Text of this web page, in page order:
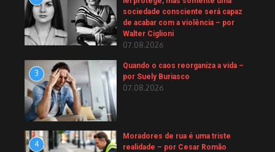
sociedade consciente será capaz
de acabar com a violência – por
Walter Ciglioni
07.08.2026
3
Quando o caos reorganiza a vida –
por Suely Buriasco
07.08.2026
4
Moradores de rua é uma triste
realidade – por Cesar Romão